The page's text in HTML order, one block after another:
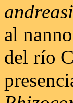
andreasi
al
del río